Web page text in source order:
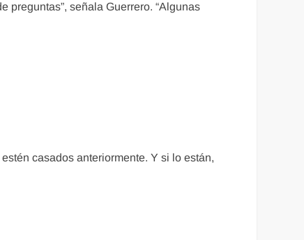
preguntas”, señala Guerrero. “Algunas
casados anteriormente. Y si lo están,